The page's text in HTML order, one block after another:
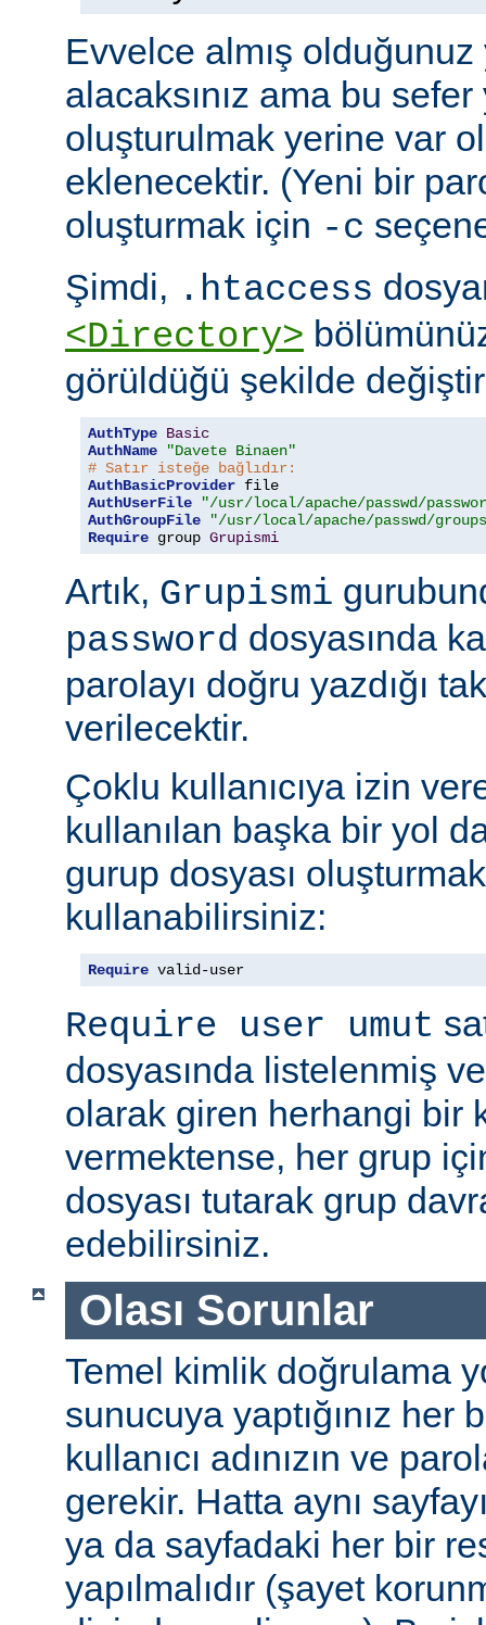
Evvelce almış olduğunuz
alacaksınız ama bu
oluşturulmak yerine var
eklenecektir. (Yeni bir
oluşturmak için -c
Şimdi, .htaccess
<Directory>
görüldüğü şekilde
AuthType Basic
AuthName
"Davete Binaen"
# Satır isteğe bağlıdır:
AuthBasicProvider
AuthUserFile
"/usr/local/apache/passwd/
AuthGroupFile
"/usr/local/apache/passwd/
Require group Grupismi
Artık, Grupismi
password dosyasında
parolayı doğru yazdığı
verilecektir.
Çoklu kullanıcıya izin
kullanılan başka bir yol
gurup dosyası
kullanabilirsiniz:
Require valid-user
Require user umut
dosyasında listelenmiş
olarak giren herhangi bir
vermektense, her grup
dosyası tutarak grup
edebilirsiniz.
Olası Sorunlar
Temel kimlik doğrulama
sunucuya yaptığınız her
kullanıcı adınızın ve
gerekir. Hatta aynı
ya da sayfadaki her bir
yapılmalıdır (şayet